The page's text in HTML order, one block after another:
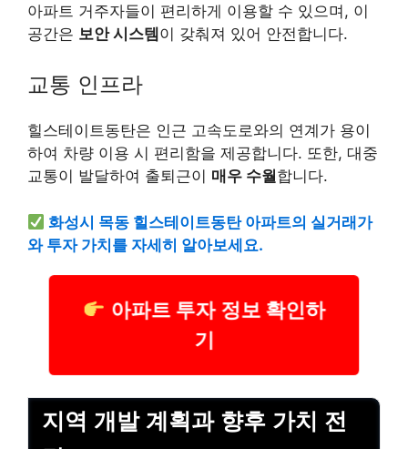
아파트 거주자들이 편리하게 이용할 수 있으며, 이
공간은 보안 시스템이 갖춰져 있어 안전합니다.
교통 인프라
힐스테이트동탄은 인근 고속도로와의 연계가 용이
하여 차량 이용 시 편리함을 제공합니다. 또한, 대중
교통이 발달하여 출퇴근이 매우 수월 합니다.
화성시 목동 힐스테이트동탄 아파트의 실거래가
와 투자 가치를 자세히 알아보세요.
아파트 투자 정보 확인하
기
지역 개발 계획과 향후 가치 전